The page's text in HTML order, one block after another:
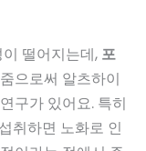
떨어지는데, 포
으로써 알츠하이
구가 있어요. 특히
취하면 노화로 인